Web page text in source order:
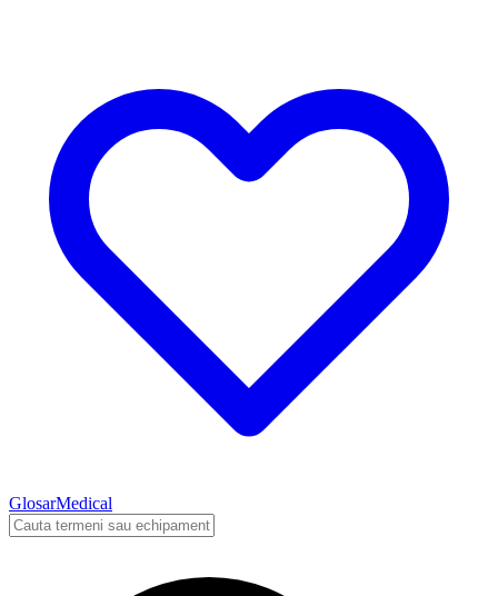
GlosarMedical
Cauta in glosarul medical